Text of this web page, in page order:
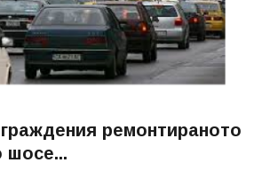
ремонтираното
шосе...